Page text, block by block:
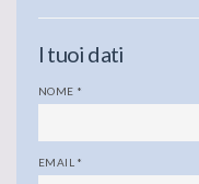
I tuoi dati
NOME *
EMAIL *